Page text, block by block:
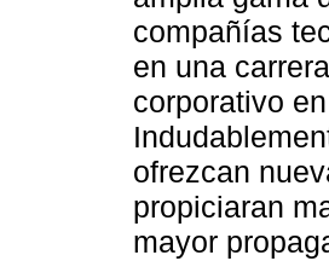
compañías
en una
corporativo
ofrezcan
propiciaran
mayor